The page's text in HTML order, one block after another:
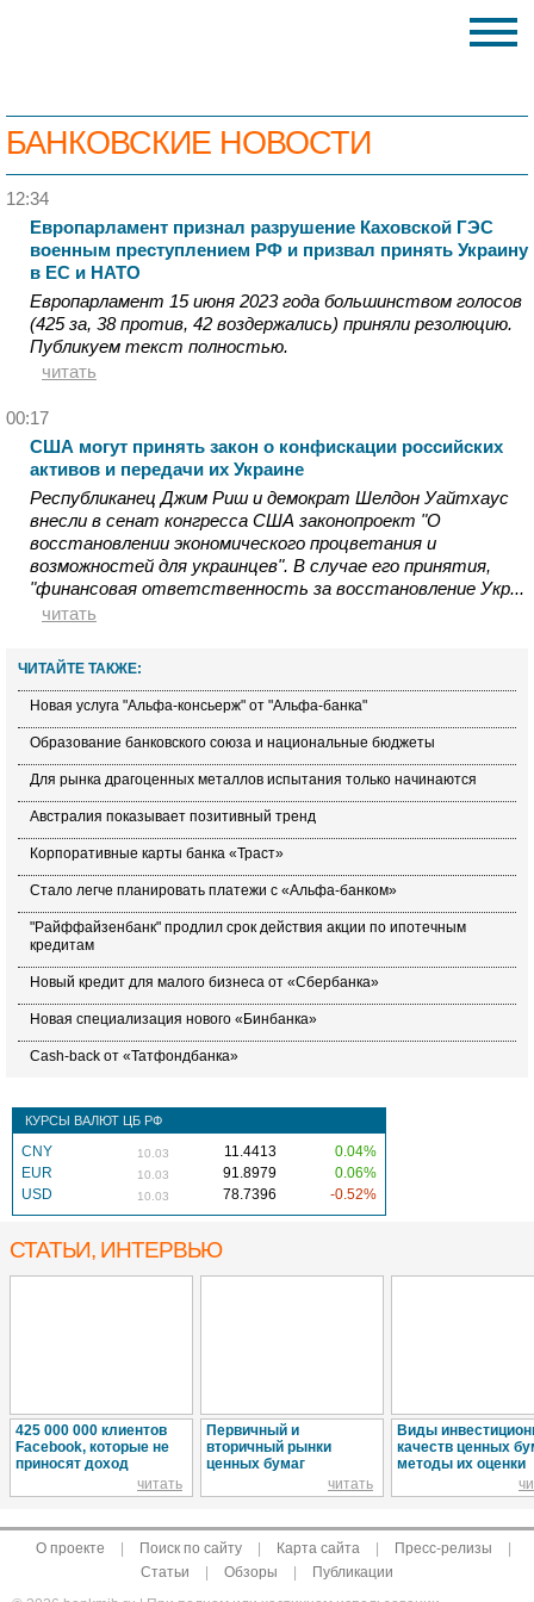
БАНКОВСКИЕ НОВОСТИ
12:34
Европарламент признал разрушение Каховской ГЭС
военным преступлением РФ и призвал принять Украину
в ЕС и НАТО
Европарламент 15 июня 2023 года большинством голосов
(425 за, 38 против, 42 воздержались) приняли резолюцию.
Публикуем текст полностью.
читать
00:17
США могут принять закон о конфискации российских
активов и передачи их Украине
Республиканец Джим Риш и демократ Шелдон Уайтхаус
внесли в сенат конгресса США законопроект "О
восстановлении экономического процветания и
возможностей для украинцев". В случае его принятия,
"финансовая ответственность за восстановление Укр...
читать
ЧИТАЙТЕ ТАКЖЕ:
Новая услуга "Альфа-консьерж" от "Альфа-банка"
Образование банковского союза и национальные бюджеты
Для рынка драгоценных металлов испытания только начинаются
Австралия показывает позитивный тренд
Корпоративные карты банка «Траст»
Стало легче планировать платежи с «Альфа-банком»
"Райффайзенбанк" продлил срок действия акции по ипотечным
кредитам
Новый кредит для малого бизнеса от «Сбербанка»
Новая специализация нового «Бинбанка»
Cash-back от «Татфондбанка»
КУРСЫ ВАЛЮТ ЦБ РФ
CNY 10.03 11.4413
0.04%
EUR
10.03 91.8979
0.06%
USD
10.03 78.7396 -0.52%
СТАТЬИ, ИНТЕРВЬЮ
425 000 000 клиентов
Facebook, которые не
приносят доход
читать
Первичный и
вторичный рынки
ценных бумаг
читать
Виды
качеств ценных
методы их оценки
О проекте Поиск по сайту Карта сайта Пресс-релизы
Статьи
Обзоры
Публикации